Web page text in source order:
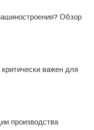
Обзор
важен для
производства